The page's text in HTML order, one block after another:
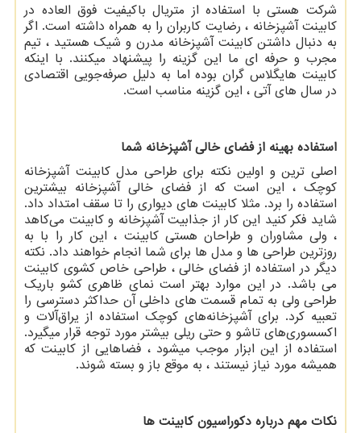
شرکت هستی با استفاده از متریال باکیفیت فوق العاده در
کابینت آشپزخانه ، رضایت کاربران را به همراه داشته است. اگر
به دنبال داشتن کابینت آشپزخانه مدرن و شیک هستید ، تیم
مجرب و حرفه ای ما این گزینه را پیشنهاد میکنند. با اینکه
کابینت هایگلاس گران بوده اما به دلیل صرفه‌جویی اقتصادی
در سال های آتی ، این گزینه مناسب است.
استفاده بهینه از فضای خالی آشپزخانه شما
اصلی ترین و اولین نکته برای طراحی مدل کابینت آشپزخانه
کوچک ، این است که از فضای خالی آشپزخانه بیشترین
استفاده را برد. مثلا کابینت های دیواری را تا سقف امتداد داد.
شاید فکر کنید این کار از جذابیت آشپزخانه و کابینت می‌کاهد
، ولی مشاوران و طراحان هستی کابینت ، این کار را با به
روزترین طراحی‌ ها و مدل ‌ها برای شما انجام خواهند داد. نکته
دیگر در استفاده از فضای خالی ، طراحی خاص کشوی کابینت
می ‌باشد. در این موارد بهتر است نمای ظاهری کشو باریک
طراحی ولی به تمام قسمت های داخلی آن حداکثر دسترسی را
تعبیه کرد. برای آشپزخانه‌های کوچک استفاده از یراق‌آلات و
اکسسوری‌های تاشو و حتی ریلی بیشتر مورد توجه قرار میگیرد.
استفاده از این ابزار موجب میشود ، فضاهایی از کابینت که
همیشه مورد نیاز نیستند ، به موقع باز و بسته شوند.
نکات مهم درباره دکوراسیون کابینت ها